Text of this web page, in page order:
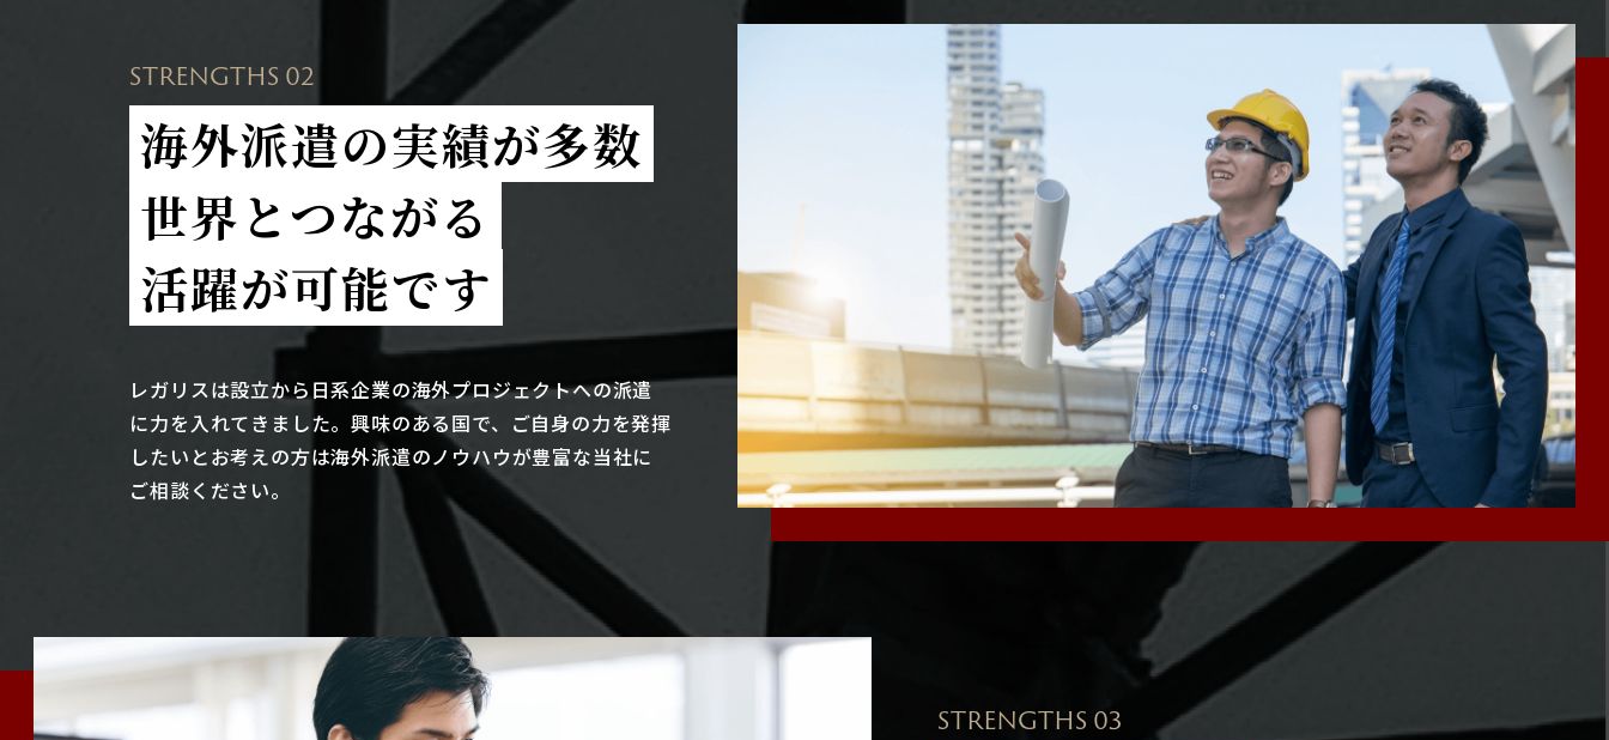
STRENGTHS 02
海外派遣の実績が多数
世界とつながる
活躍が可能です
レガリスは設立から日系企業の海外プロジェクトへの派遣
に力を入れてきました。興味のある国で、ご自身の力を発揮
したいとお考えの方は海外派遣のノウハウが豊富な当社に
ご相談ください。
STRENGTHS 03